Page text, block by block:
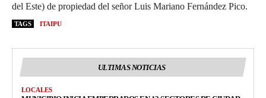
del Este) de propiedad del señor Luis Mariano Fernández Pico.
TAGS ITAIPU
ULTIMAS NOTICIAS
LOCALES